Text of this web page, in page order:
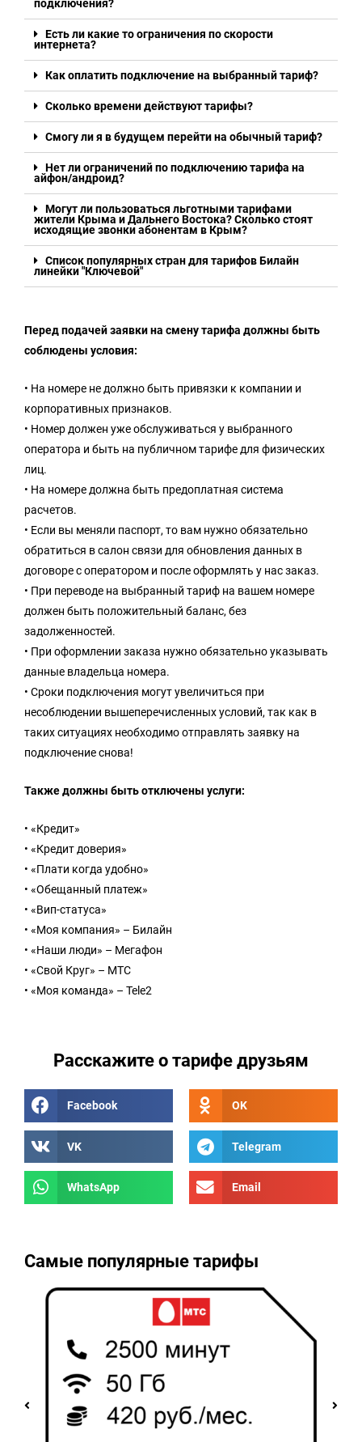
подключения?
Есть ли какие то ограничения по скорости
интернета?
Как оплатить подключение на выбранный тариф?
Сколько времени действуют тарифы?
Смогу ли я в будущем перейти на обычный тариф?
Нет ли ограничений по подключению тарифа на
айфон/андроид?
Могут ли пользоваться льготными тарифами
жители Крыма и Дальнего Востока? Сколько стоят
исходящие звонки абонентам в Крым?
Список популярных стран для тарифов Билайн
линейки "Ключевой"
Перед подачей заявки на смену тарифа должны быть
соблюдены условия:
• На номере не должно быть привязки к компании и
корпоративных признаков.
• Номер должен уже обслуживаться у выбранного
оператора и быть на публичном тарифе для физических
лиц.
• На номере должна быть предоплатная система
расчетов.
• Если вы меняли паспорт, то вам нужно обязательно
обратиться в салон связи для обновления данных в
договоре с оператором и после оформлять у нас заказ.
• При переводе на выбранный тариф на вашем номере
должен быть положительный баланс, без
задолженностей.
• При оформлении заказа нужно обязательно указывать
данные владельца номера.
• Сроки подключения могут увеличиться при
несоблюдении вышеперечисленных условий, так как в
таких ситуациях необходимо отправлять заявку на
подключение снова!
Также должны быть отключены услуги:
• «Кредит»
• «Кредит доверия»
• «Плати когда удобно»
• «Обещанный платеж»
• «Вип-статуса»
• «Моя компания» – Билайн
• «Наши люди» – Мегафон
• «Свой Круг» – МТС
• «Моя команда» – Tele2
Расскажите о тарифе друзьям
Facebook OK
VK Telegram
WhatsApp Email
Самые популярные тарифы